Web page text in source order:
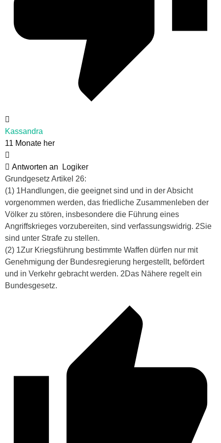
Kassandra
11 Monate her
Antworten an
Logiker
Grundgesetz Artikel 26:
(1) 1Handlungen, die geeignet sind und in der Absicht
vorgenommen werden, das friedliche Zusammenleben der
Völker zu stören, insbesondere die Führung eines
Angriffskrieges vorzubereiten, sind verfassungswidrig. 2Sie
sind unter Strafe zu stellen.
(2) 1Zur Kriegsführung bestimmte Waffen dürfen nur mit
Genehmigung der Bundesregierung hergestellt, befördert
und in Verkehr gebracht werden. 2Das Nähere regelt ein
Bundesgesetz.